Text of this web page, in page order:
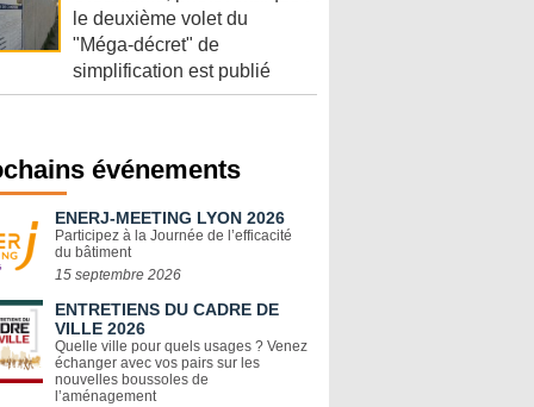
le deuxième volet du
"Méga-décret" de
simplification est publié
événements
ENERJ-MEETING LYON 2026
Participez à la Journée de l’efficacité
du bâtiment
15 septembre 2026
ENTRETIENS DU CADRE DE
VILLE 2026
Quelle ville pour quels usages ? Venez
échanger avec vos pairs sur les
nouvelles boussoles de
l’aménagement